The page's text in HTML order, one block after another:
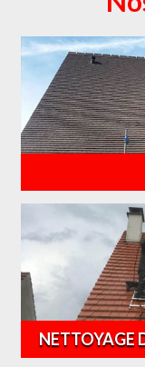
NETTOYAGE